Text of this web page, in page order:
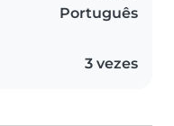
Português
3 vezes